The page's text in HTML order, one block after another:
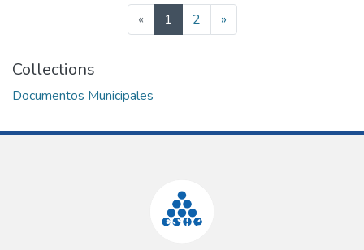
« 1(current)
2 »
Collections
Documentos Municipales